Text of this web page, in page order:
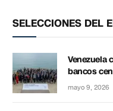
SELECCIONES DEL
Venezuela
bancos
mayo 9, 2026